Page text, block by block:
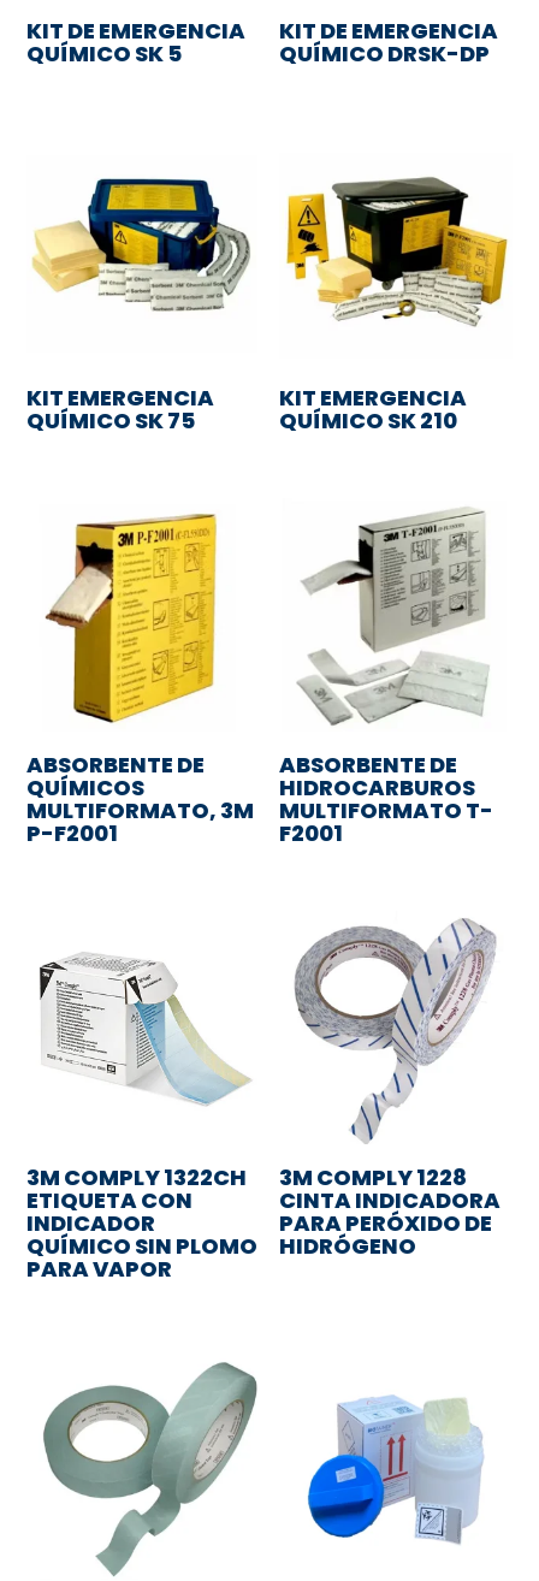
KIT DE EMERGENCIA
QUÍMICO SK 5
KIT DE EMERGENCIA
QUÍMICO DRSK-DP
KIT EMERGENCIA
QUÍMICO SK 75
KIT EMERGENCIA
QUÍMICO SK 210
ABSORBENTE DE
QUÍMICOS
MULTIFORMATO, 3M
P-F2001
ABSORBENTE DE
HIDROCARBUROS
MULTIFORMATO T-
F2001
3M COMPLY 1322CH
ETIQUETA CON
INDICADOR
QUÍMICO SIN PLOMO
PARA VAPOR
3M COMPLY 1228
CINTA INDICADORA
PARA PERÓXIDO DE
HIDRÓGENO